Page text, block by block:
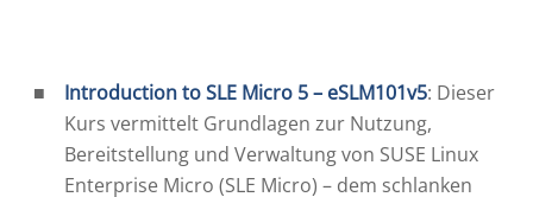
Introduction to SLE Micro 5 – eSLM101v5: Dieser
Kurs vermittelt Grundlagen zur Nutzung,
Bereitstellung und Verwaltung von SUSE Linux
Enterprise Micro (SLE Micro) – dem schlanken